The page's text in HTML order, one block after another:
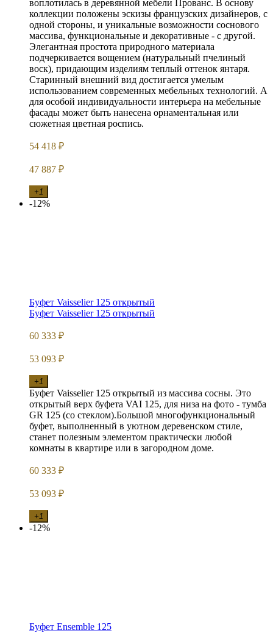
воплотилась в деревянной мебели Прованс. В основу
коллекции положены эскизы французских дизайнеров, с
одной стороны, и уникальные возможности соснового
массива, функциональные и декоративные - с другой.
Элегантная простота природного материала
подчеркивается вощением (натуральный пчелиный
воск), придающим изделиям теплый оттенок янтаря.
Старинный внешний вид достигается умелым
использованием современных мебельных технологий. А
для особой индивидуальности интерьера на мебельные
фасады может быть нанесена орнаментальная или
сюжетная цветная роспись.
54 418 ₽
47 887 ₽
+1
-12%
Буфет Vaisselier 125 открытый
Буфет Vaisselier 125 открытый
60 333 ₽
53 093 ₽
+1
Буфет Vaisselier 125 открытый из массива сосны. Это
открытый верх буфета VAI 125, для низа на фото - тумба
GR 125 (со стеклом).Большой многофункциональный
буфет, выполненный в уютном деревенском стиле,
станет полезным элементом практически любой
комнаты в квартире или в загородном доме.
60 333 ₽
53 093 ₽
+1
-12%
Буфет Ensemble 125